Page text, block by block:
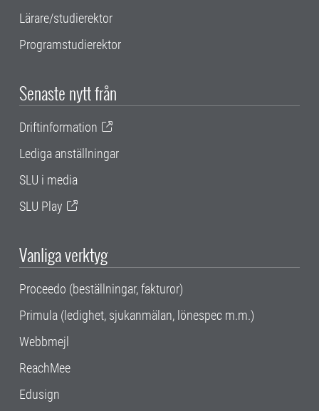
Lärare/studierektor
Programstudierektor
Senaste nytt från
Driftinformation
Lediga anställningar
SLU i media
SLU Play
Vanliga verktyg
Proceedo (beställningar, fakturor)
Primula (ledighet, sjukanmälan, lönespec m.m.)
Webbmejl
ReachMee
Edusign